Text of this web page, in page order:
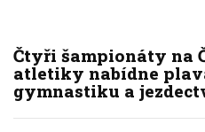
Čtyři šampionáty na
atletiky nabídne
gymnastiku a